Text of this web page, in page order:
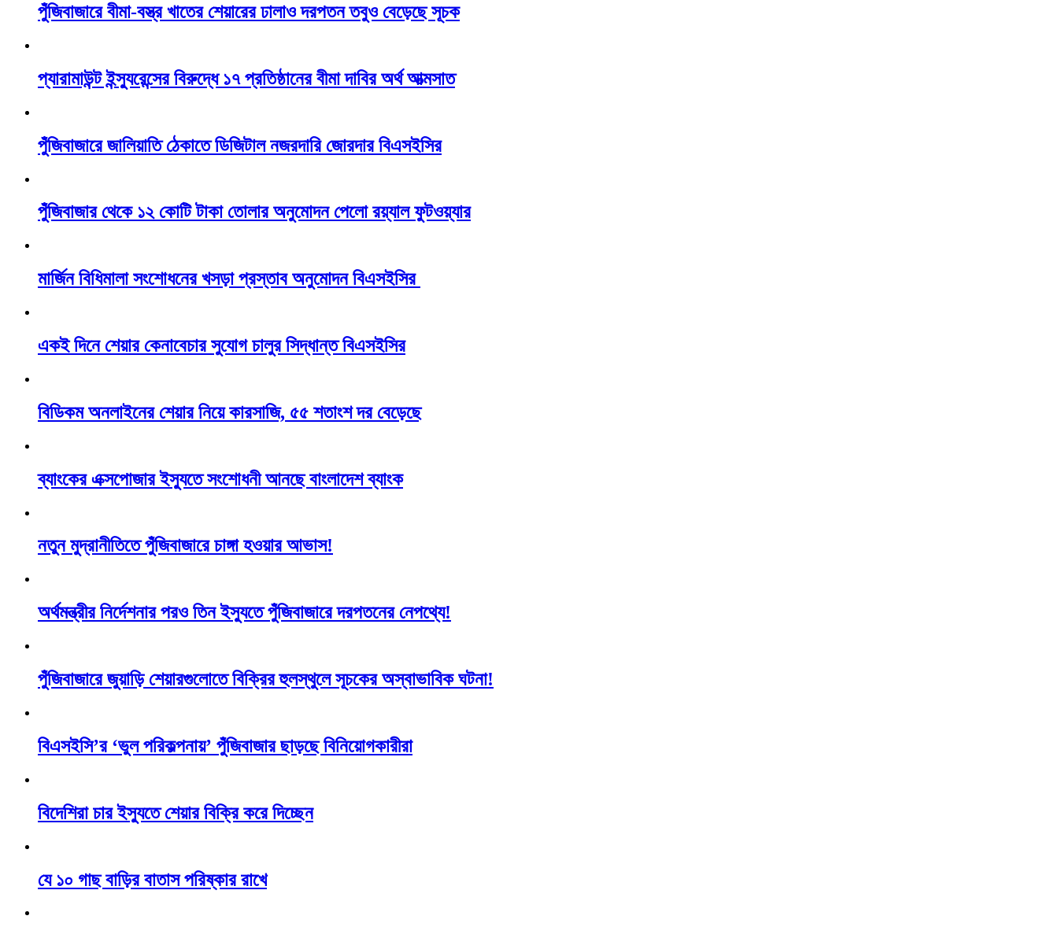
পুঁজিবাজারে বীমা-বস্ত্র খাতের শেয়ারের ঢালাও দরপতন তবুও বেড়েছে সূচক
প্যারামাউন্ট ইন্স্যুরেন্সের বিরুদ্ধে ১৭ প্রতিষ্ঠানের বীমা দাবির অর্থ আত্মসাত
পুঁজিবাজারে জালিয়াতি ঠেকাতে ডিজিটাল নজরদারি জোরদার বিএসইসির
পুঁজিবাজার থেকে ১২ কোটি টাকা তোলার অনুমোদন পেলো রয়্যাল ফুটওয়্যার
মার্জিন বিধিমালা সংশোধনের খসড়া প্রস্তাব অনুমোদন বিএসইসির
একই দিনে শেয়ার কেনাবেচার সুযোগ চালুর সিদ্ধান্ত বিএসইসির
বিডিকম অনলাইনের শেয়ার নিয়ে কারসাজি, ৫৫ শতাংশ দর বেড়েছে
ব্যাংকের এক্সপোজার ইস্যুতে সংশোধনী আনছে বাংলাদেশ ব্যাংক
নতুন মুদ্রানীতিতে পুঁজিবাজারে চাঙ্গা হওয়ার আভাস!
অর্থমন্ত্রীর নির্দেশনার পরও তিন ইস্যুতে পুঁজিবাজারে দরপতনের নেপথ্যে!
পুঁজিবাজারে জুয়াড়ি শেয়ারগুলোতে বিক্রির হুলস্থুলে সূচকের অস্বাভাবিক ঘটনা!
বিএসইসি’র ‘ভুল পরিকল্পনায়’ পুঁজিবাজার ছাড়ছে বিনিয়োগকারীরা
বিদেশিরা চার ইস্যুতে শেয়ার বিক্রি করে দিচ্ছেন
যে ১০ গাছ বাড়ির বাতাস পরিষ্কার রাখে